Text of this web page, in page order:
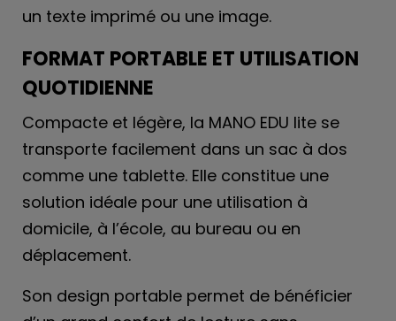
un texte imprimé ou une image.
FORMAT PORTABLE ET UTILISATION
QUOTIDIENNE
Compacte et légère, la MANO EDU lite se
transporte facilement dans un sac à dos
comme une tablette. Elle constitue une
solution idéale pour une utilisation à
domicile, à l’école, au bureau ou en
déplacement.
Son design portable permet de bénéficier